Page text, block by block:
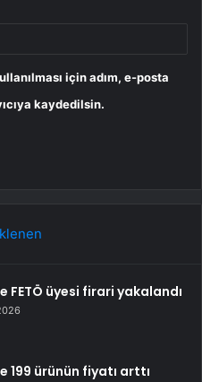
için adım, e-posta
kaydedilsin.
FETÖ üyesi firari yakalandı
199 ürünün fiyatı arttı